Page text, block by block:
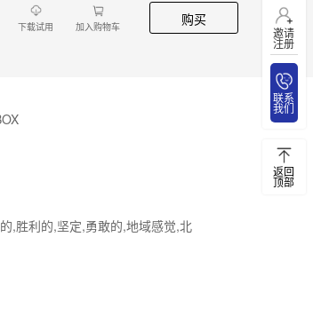
下载试用 加入购物车 购买
,胜利的,坚定,勇敢的,地域感觉,北
邀请
注册
联系
我们
返回
顶部